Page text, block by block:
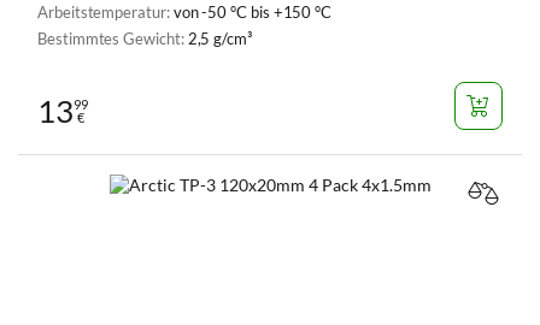
Arbeitstemperatur:von -50 °C bis +150 °C
Bestimmtes Gewicht: 2,5 g/cm³
1399
€